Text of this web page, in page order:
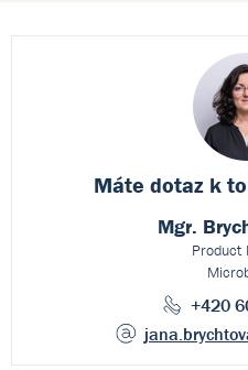
Máte dotaz k
Mgr.
Product
+420